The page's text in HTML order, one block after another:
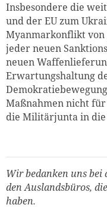
Insbesondere die
und der EU zum
Myanmarkonflikt von
jeder neuen
neuen
Erwartungshaltung
Maßnahmen nicht
die Militärjunta in die
Wir bedanken uns
den Auslandsbüros,
haben.